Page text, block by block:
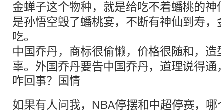
金蝉子这个物种，就是给吃不着蟠桃的
是孙悟空毁了蟠桃宴，不断有神仙到寿
吃。
中国乔丹，商标很偷懒，价格很随和，
辜。外国乔丹要告中国乔丹，道理说得
咋回事？国情
如果有人问我，NBA停摆和中超停赛，